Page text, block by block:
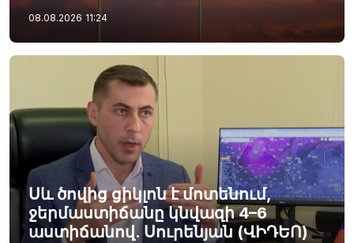
08.08.2026 11:24
Սև ծովից ցիկլոն է մոտենում,
ջերմաստիճանը կնվազի 4–6
աստիճանով. Սուրենյան (ՎԻԴԵՈ)